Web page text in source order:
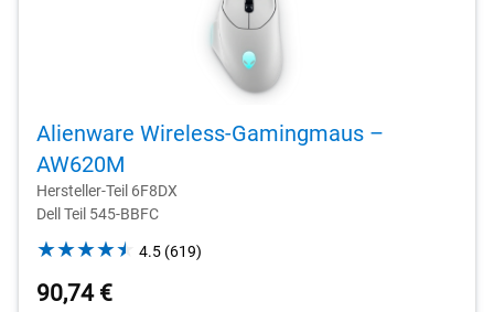
Alienware Wireless-Gamingmaus –
AW620M
Hersteller-Teil 6F8DX
Dell Teil 545-BBFC
4.5 (619)
90,74 €